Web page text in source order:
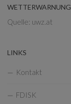
WETTERWARNUNG
Quelle: uwz.at
LINKS
Kontakt
FDISK